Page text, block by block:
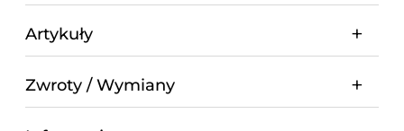
Artykuły
Zwroty / Wymiany